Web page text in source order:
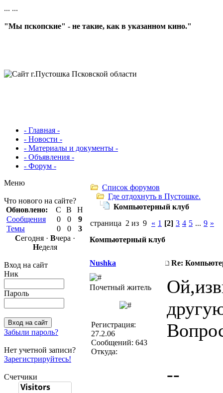
... ...
"Мы пскопские" - не такие, как в указанном кино."
- Главная -
- Новости -
- Материалы и документы -
- Объявления -
- Форум -
Меню
Что нового на сайте?
Обновлено:
С В
Н
Сообщения
0 0
9
Темы
0 0
3
Сегодня · Вчера ·
Неделя
Вход на сайт
Ник
Пароль
Забыли пароль?
Нет учетной записи?
Зарегистрируйтесь!
Счетчики
Список форумов
Где отдохнуть в Пустошке.
Компьютерный клуб
страница 2 из 9 « 1 [2] 3 4 5 ... 9 »
Компьютерный клуб
Nushka Re:
Почетный житель
Регистрация:
27.2.06
Сообщений: 643
Откуда:
--